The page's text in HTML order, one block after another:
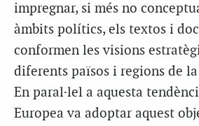
impregnar, si més no
àmbits polítics, els textos i
conformen les visions
diferents països i regions de
En paral·lel a aquesta
Europea va adoptar aquest